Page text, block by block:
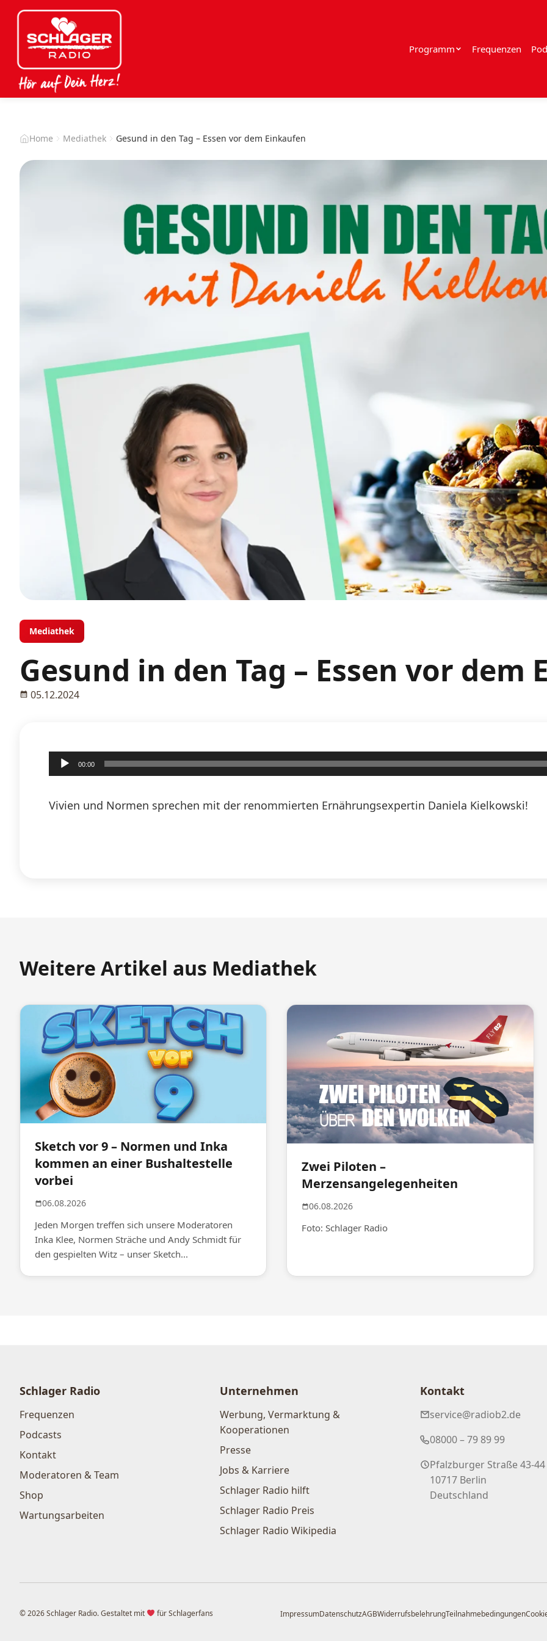
Programm Frequenzen
Home Mediathek Gesund in den Tag – Essen vor dem Einkaufen
Mediathek
Gesund in den Tag – Essen vor dem
05.12.2024
Audio-
Player
00:00
Vivien und Normen sprechen mit der renommierten Ernährungsexpertin Daniela Kielkowski!
Weitere Artikel aus Mediathek
Sketch vor 9 – Normen und Inka
kommen an einer Bushaltestelle
vorbei
06.08.2026
Jeden Morgen treffen sich unsere Moderatoren
Inka Klee, Normen Sträche und Andy Schmidt für
den gespielten Witz – unser Sketch...
Zwei Piloten –
Merzensangelegenheiten
06.08.2026
Foto: Schlager Radio
Schlager Radio
Frequenzen
Podcasts
Kontakt
Moderatoren & Team
Shop
Wartungsarbeiten
Unternehmen
Werbung, Vermarktung &
Kooperationen
Presse
Jobs & Karriere
Schlager Radio hilft
Schlager Radio Preis
Schlager Radio Wikipedia
Kontakt
service@radiob2.de
08000 – 79 89 99
Pfalzburger Straße 43-44
10717 Berlin
Deutschland
© 2026 Schlager Radio. Gestaltet mit für Schlagerfans ImpressumDatenschutzAGBWiderrufsbelehrungTeilnahmebedingungen